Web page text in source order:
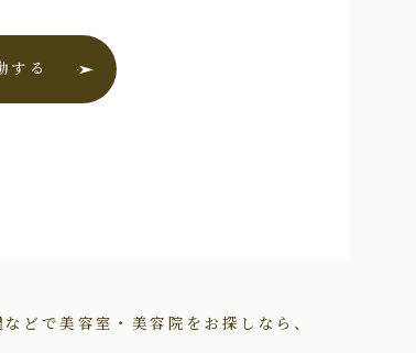
する
どで美容室・美容院をお探しなら、